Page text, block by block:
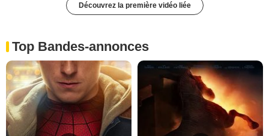
Découvrez la première vidéo liée
Top Bandes-annonces